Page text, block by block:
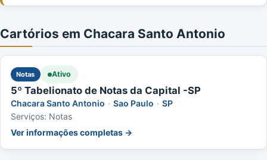
Cartórios em Chacara Santo Antonio
Notas Ativo
5º Tabelionato de Notas da Capital -SP
Chacara Santo Antonio · Sao Paulo · SP
Serviços: Notas
Ver informações completas →